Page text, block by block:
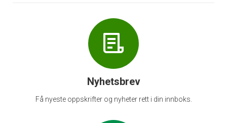
Nyhetsbrev
Få nyeste oppskrifter og nyheter rett i din innboks.